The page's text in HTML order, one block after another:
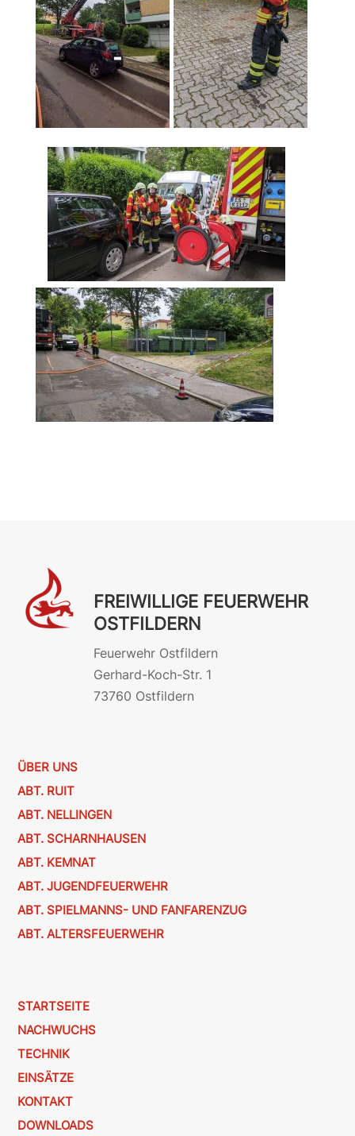
FREIWILLIGE FEUERWEHR
OSTFILDERN
Feuerwehr Ostfildern
Gerhard-Koch-Str. 1
73760 Ostfildern
ÜBER UNS
ABT. RUIT
ABT. NELLINGEN
ABT. SCHARNHAUSEN
ABT. KEMNAT
ABT. JUGENDFEUERWEHR
ABT. SPIELMANNS- UND FANFARENZUG
ABT. ALTERSFEUERWEHR
STARTSEITE
NACHWUCHS
TECHNIK
EINSÄTZE
KONTAKT
DOWNLOADS